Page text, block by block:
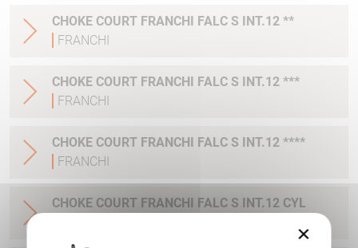
CHOKE COURT FRANCHI FALC S INT.12 **
FRANCHI
CHOKE COURT FRANCHI FALC S INT.12 ***
FRANCHI
CHOKE COURT FRANCHI FALC S INT.12 ****
FRANCHI
CHOKE COURT FRANCHI FALC S INT.12 CYL
×